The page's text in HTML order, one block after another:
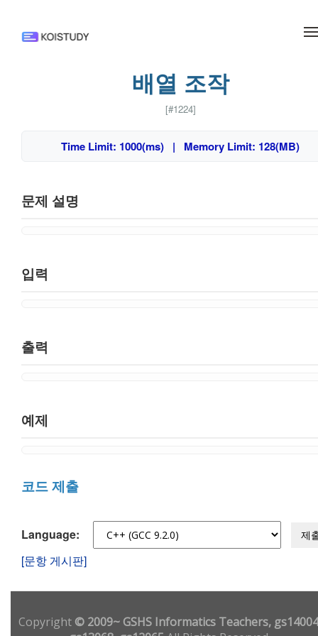
배열 조작
[#1224]
Time Limit: 1000(ms) | Memory Limit: 128(MB)
문제 설명
입력
출력
예제
코드 제출
Language: 제
[문항 게시판]
Copyright© 2009~ GSHS Informatics Teachers,